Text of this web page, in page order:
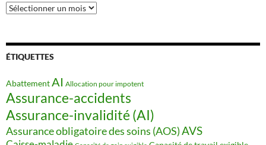
Archives
ÉTIQUETTES
Abattement AI Allocation pour impotent
Assurance-accidents
Assurance-invalidité (AI)
Assurance obligatoire des soins (AOS) AVS